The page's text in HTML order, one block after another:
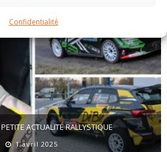
Confidentialité
ACTUALITÉ RALLYSTIQUE
1 avril 2025